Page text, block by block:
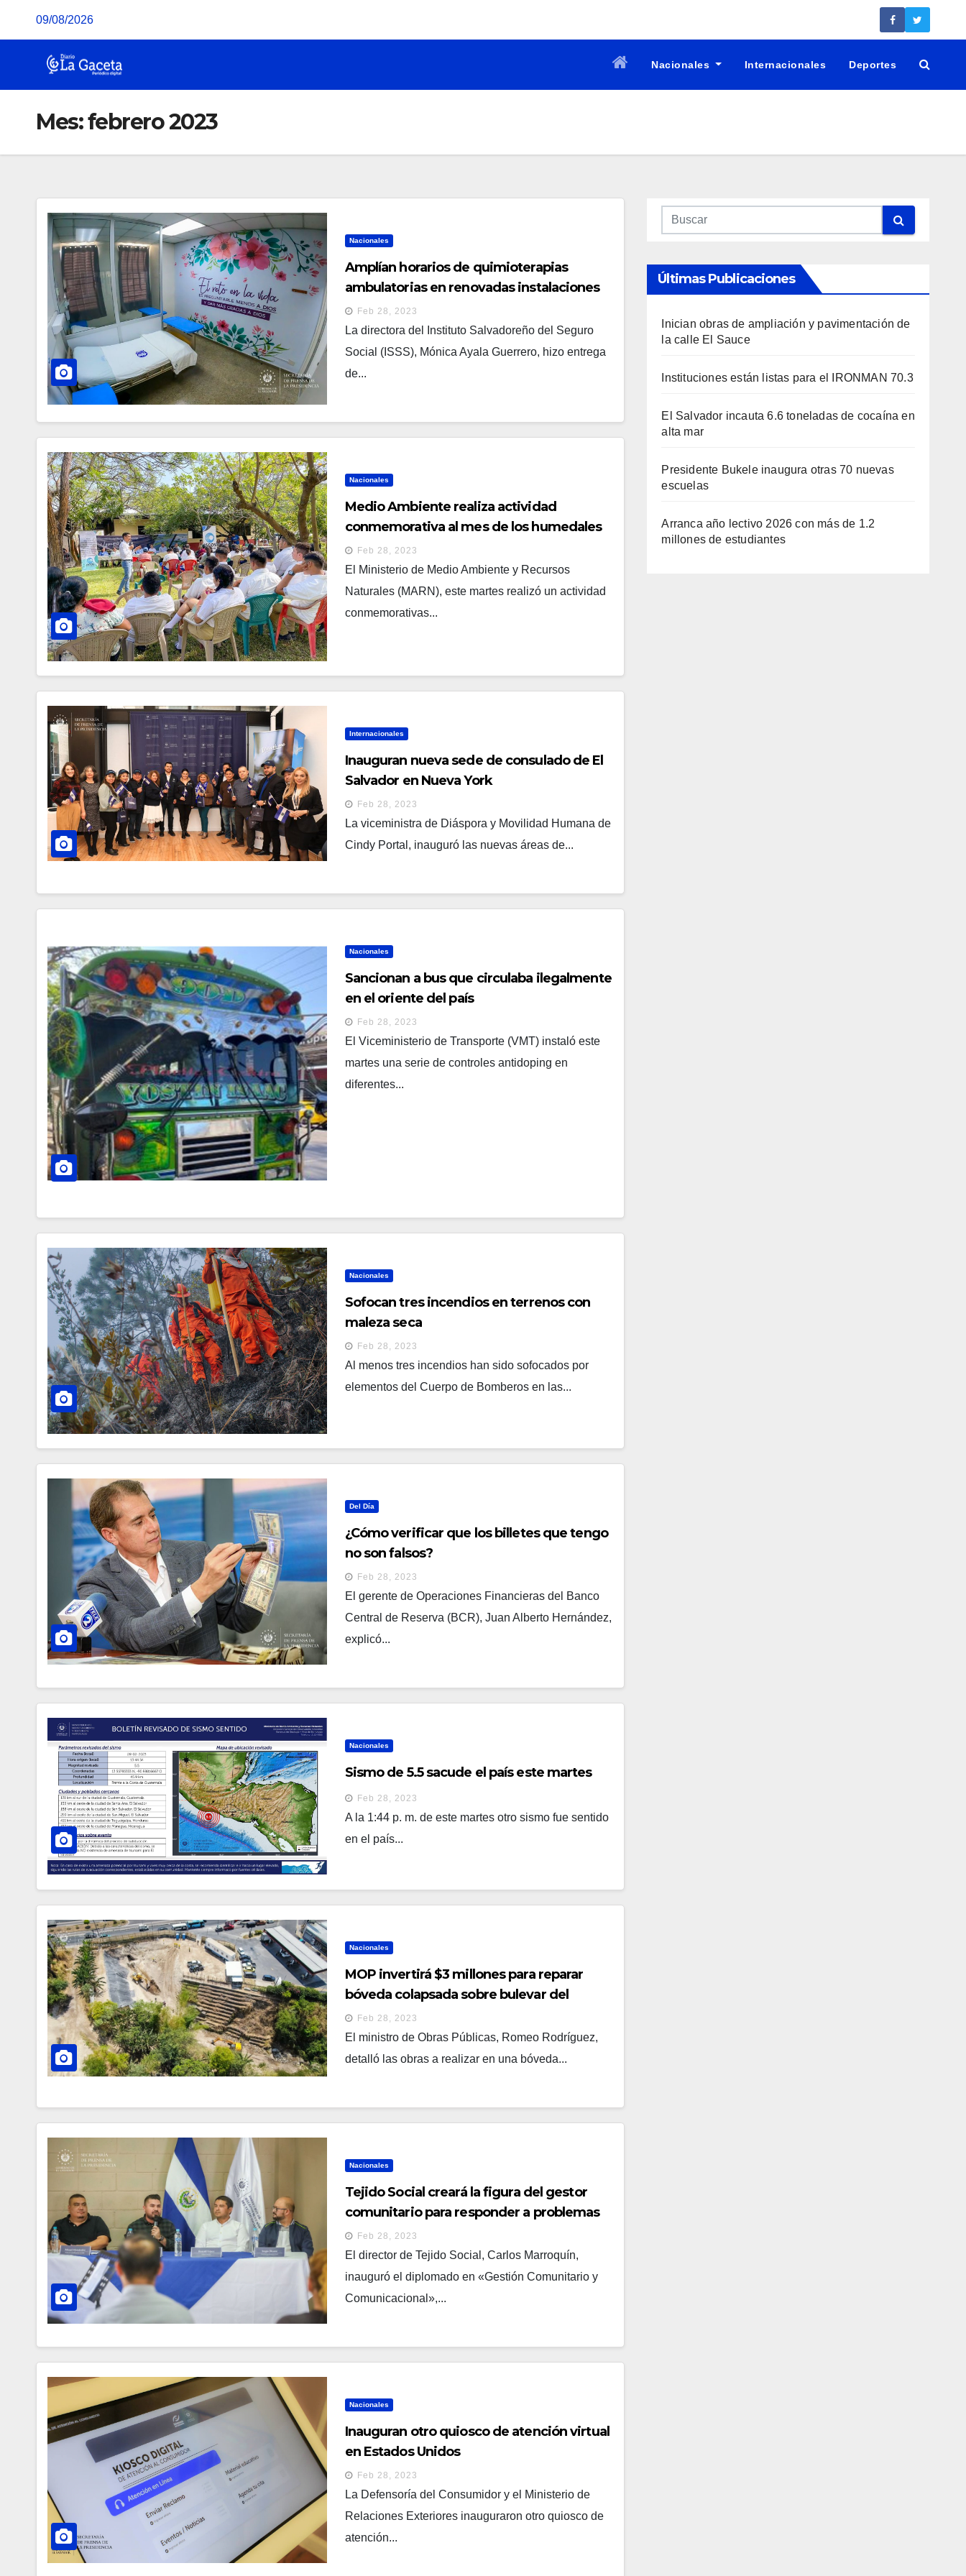
09/08/2026
Nacionales Internacionales Deportes
Mes:febrero 2023
Nacionales
Amplían horarios de quimioterapias
ambulatorias en renovadas instalaciones
del Hospital de Oncología del Seguro
Social
Feb 28, 2023
La directora del Instituto Salvadoreño del Seguro
Social (ISSS), Mónica Ayala Guerrero, hizo entrega
de...
Nacionales
Medio Ambiente realiza actividad
conmemorativa al mes de los humedales
Feb 28, 2023
El Ministerio de Medio Ambiente y Recursos
Naturales (MARN), este martes realizó un actividad
conmemorativas...
Internacionales
Inauguran nueva sede de consulado de El
Salvador en Nueva York
Feb 28, 2023
La viceministra de Diáspora y Movilidad Humana de
Cindy Portal, inauguró las nuevas áreas de...
Nacionales
Sancionan a bus que circulaba ilegalmente
en el oriente del país
Feb 28, 2023
El Viceministerio de Transporte (VMT) instaló este
martes una serie de controles antidoping en
diferentes...
Nacionales
Sofocan tres incendios en terrenos con
maleza seca
Feb 28, 2023
Al menos tres incendios han sido sofocados por
elementos del Cuerpo de Bomberos en las...
Del Día
¿Cómo verificar que los billetes que tengo
no son falsos?
Feb 28, 2023
El gerente de Operaciones Financieras del Banco
Central de Reserva (BCR), Juan Alberto Hernández,
explicó...
Nacionales
Sismo de 5.5 sacude el país este martes
Feb 28, 2023
A la 1:44 p. m. de este martes otro sismo fue sentido
en el país...
Nacionales
MOP invertirá $3 millones para reparar
bóveda colapsada sobre bulevar del
Ejército
Feb 28, 2023
El ministro de Obras Públicas, Romeo Rodríguez,
detalló las obras a realizar en una bóveda...
Nacionales
Tejido Social creará la figura del gestor
comunitario para responder a problemas
comunitarios
Feb 28, 2023
El director de Tejido Social, Carlos Marroquín,
inauguró el diplomado en «Gestión Comunitario y
Comunicacional»,...
Nacionales
Inauguran otro quiosco de atención virtual
en Estados Unidos
Feb 28, 2023
La Defensoría del Consumidor y el Ministerio de
Relaciones Exteriores inauguraron otro quiosco de
atención...
Últimas Publicaciones
Inician obras de ampliación y pavimentación de
la calle El Sauce
Instituciones están listas para el IRONMAN 70.3
El Salvador incauta 6.6 toneladas de cocaína en
alta mar
Presidente Bukele inaugura otras 70 nuevas
escuelas
Arranca año lectivo 2026 con más de 1.2
millones de estudiantes